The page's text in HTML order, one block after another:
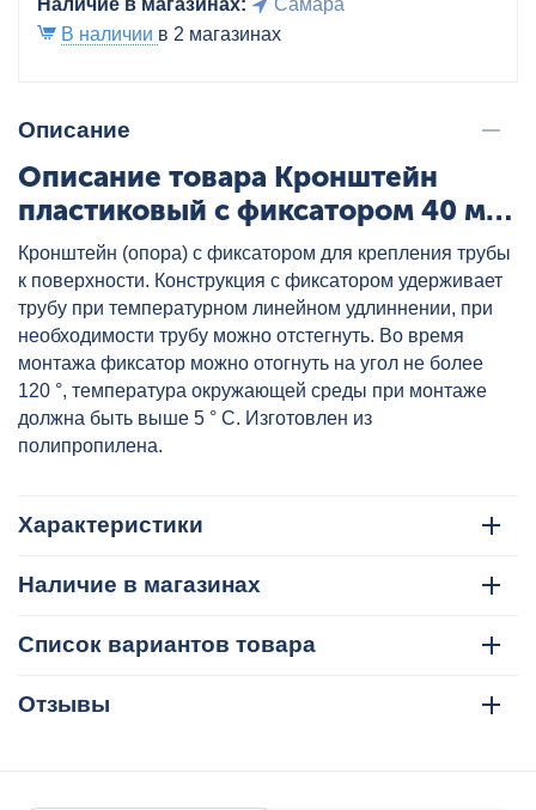
В наличии в 2 магазинах
Описание
Описание товара Кронштейн
пластиковый c фиксатором 40 мм
(30 шт/упак) VALTEC, артикул:
VT.KP.F.040
Кронштейн (опора) с фиксатором для крепления трубы
к поверхности. Конструкция с фиксатором удерживает
трубу при температурном линейном удлиннении, при
необходимости трубу можно отстегнуть. Во время
монтажа фиксатор можно отогнуть на угол не более
120 °, температура окружающей среды при монтаже
должна быть выше 5 ° С. Изготовлен из
полипропилена.
Характеристики
Наличие в магазинах
Список вариантов товара
Отзывы